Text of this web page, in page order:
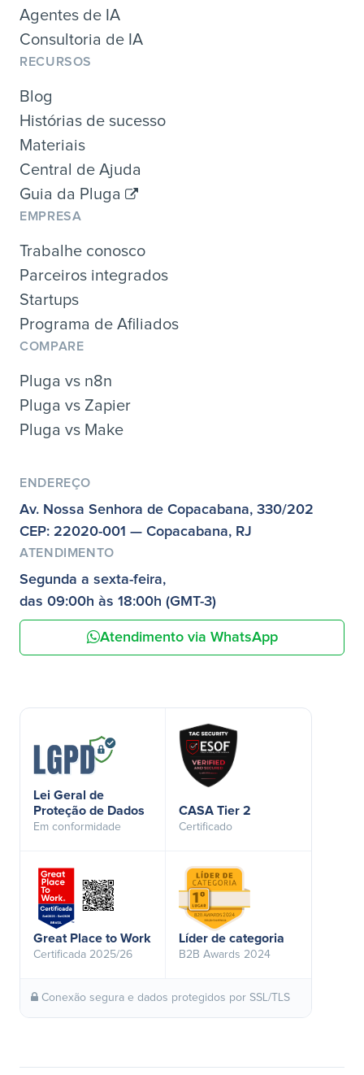
Agentes de IA
Consultoria de IA
RECURSOS
Blog
Histórias de sucesso
Materiais
Central de Ajuda
Guia da Pluga
EMPRESA
Trabalhe conosco
Parceiros integrados
Startups
Programa de Afiliados
COMPARE
Pluga vs n8n
Pluga vs Zapier
Pluga vs Make
ENDEREÇO
Av. Nossa Senhora de Copacabana, 330/202
CEP: 22020-001 — Copacabana, RJ
ATENDIMENTO
Segunda a sexta-feira,
das 09:00h às 18:00h (GMT-3)
Atendimento via WhatsApp
Lei Geral de
Proteção de Dados
Em conformidade
CASA Tier 2
Certificado
Great Place to Work
Certificada 2025/26
Líder de categoria
B2B Awards 2024
Conexão segura e dados protegidos por SSL/TLS